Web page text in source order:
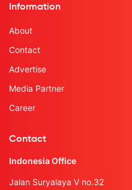
Information
About
Contact
Advertise
Media Partner
Career
Contact
Indonesia Office
Jalan Suryalaya V no.32